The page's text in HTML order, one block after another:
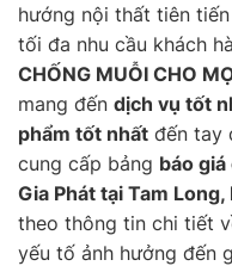
hướng nội thất tiên
tối đa nhu cầu khách
CHỐNG MUỖI CHO
mang đến dịch vụ tốt
phẩm tốt nhất đến tay
cung cấp bảng báo
Gia Phát tại Tam Long,
theo thông tin chi tiết
yếu tố ảnh hưởng đến